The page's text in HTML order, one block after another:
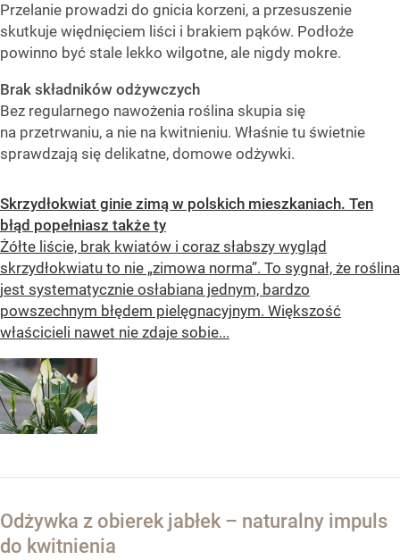
Przelanie prowadzi do gnicia korzeni, a przesuszenie
skutkuje więdnięciem liści i brakiem pąków. Podłoże
powinno być stale lekko wilgotne, ale nigdy mokre.
Brak składników odżywczych
Bez regularnego nawożenia roślina skupia się
na przetrwaniu, a nie na kwitnieniu. Właśnie tu świetnie
sprawdzają się delikatne, domowe odżywki.
Skrzydłokwiat ginie zimą w polskich mieszkaniach. Ten
błąd popełniasz także ty
Żółte liście, brak kwiatów i coraz słabszy wygląd
skrzydłokwiatu to nie „zimowa norma”. To sygnał, że roślina
jest systematycznie osłabiana jednym, bardzo
powszechnym błędem pielęgnacyjnym. Większość
właścicieli nawet nie zdaje sobie...
Odżywka z obierek jabłek – naturalny impuls
do kwitnienia